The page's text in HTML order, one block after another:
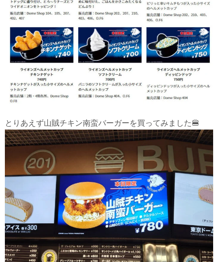
とりあえず山賊チキン南蛮バーガーを買ってみました🍔